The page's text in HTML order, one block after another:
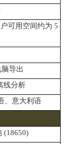
可用空间约为 5
导出
线分析
、意大利语
(18650)